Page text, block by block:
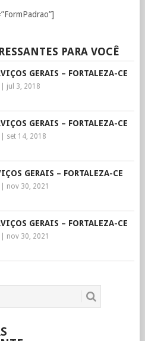
PARA VOCÊ
GERAIS – FORTALEZA-CE
jul 3, 2018
GERAIS – FORTALEZA-CE
set 14, 2018
GERAIS – FORTALEZA-CE
nov 30, 2021
GERAIS – FORTALEZA-CE
nov 30, 2021